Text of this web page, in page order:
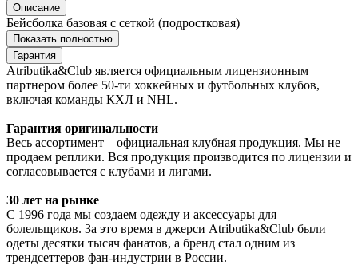
Описание
Бейсболка базовая с сеткой (подростковая)
Показать полностью
Гарантия
Atributika&Club является официальным лицензионным
партнером более 50-ти хоккейных и футбольных клубов,
включая команды КХЛ и NHL.
Гарантия оригинальности
Весь ассортимент – официальная клубная продукция. Мы не
продаем реплики. Вся продукция производится по лицензии и
согласовывается с клубами и лигами.
30 лет на рынке
С 1996 года мы создаем одежду и аксессуары для
болельщиков. За это время в джерси Atributika&Club были
одеты десятки тысяч фанатов, а бренд стал одним из
трендсеттеров фан-индустрии в России.